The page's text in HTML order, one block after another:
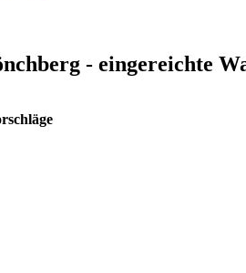
- eingereichte